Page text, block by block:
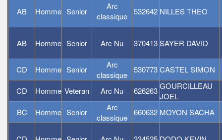
AB Homme Senior
Arc
classique
532642 NILLES THEO
AB Homme Senior Arc Nu 370413SAYER DAVID
CD Homme Senior
Arc
classique
530773CASTEL SIMON
CD Homme Veteran Arc Nu 626263GOURCILLEAU
JOEL
BC
Homme Senior
Arc
classique
660632 MOYON SACHA